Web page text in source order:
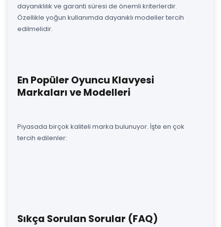
dayanıklılık ve garanti süresi de önemli kriterlerdir.
Özellikle yoğun kullanımda dayanıklı modeller tercih
edilmelidir.
En Popüler Oyuncu Klavyesi
Markaları ve Modelleri
Piyasada birçok kaliteli marka bulunuyor. İşte en çok
tercih edilenler:
Sıkça Sorulan Sorular (FAQ)